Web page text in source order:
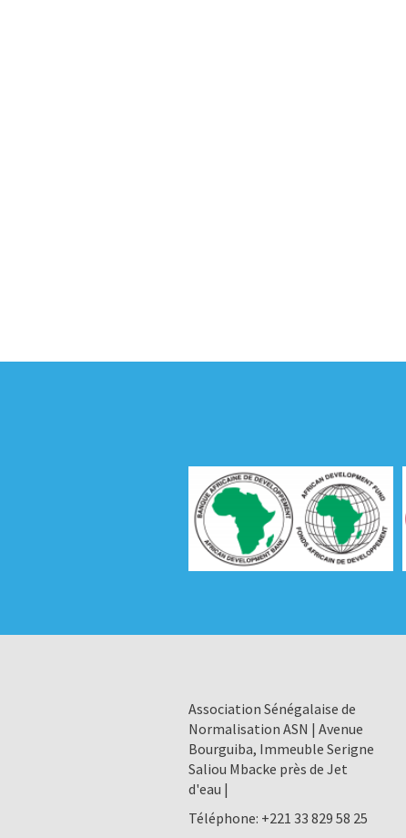
Association Sénégalaise de
Normalisation ASN | Avenue
Bourguiba, Immeuble Serigne
Saliou Mbacke près de Jet
d'eau |
Téléphone: +221 33 829 58 25